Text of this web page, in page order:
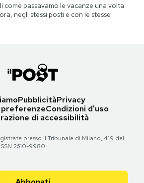
come passavamo le vacanze una volta:
negli stessi posti e con le stesse
PubblicitàPrivacy
Condizioni d'uso
di accessibilità
presso il Tribunale di Milano, 419 del
2610-9980